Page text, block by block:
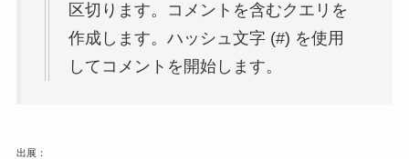
区切ります。コメントを含むクエリを
作成します。ハッシュ文字 (#) を使用
してコメントを開始します。
出展：